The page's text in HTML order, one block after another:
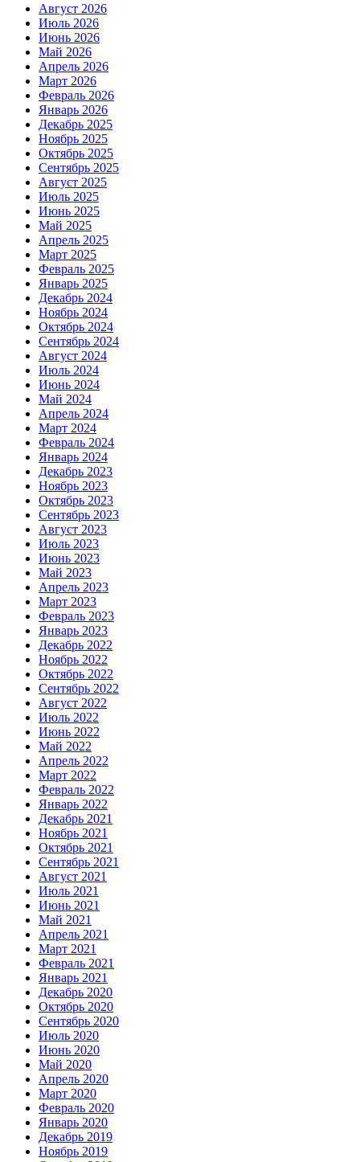
Август 2026
Июль 2026
Июнь 2026
Май 2026
Апрель 2026
Март 2026
Февраль 2026
Январь 2026
Декабрь 2025
Ноябрь 2025
Октябрь 2025
Сентябрь 2025
Август 2025
Июль 2025
Июнь 2025
Май 2025
Апрель 2025
Март 2025
Февраль 2025
Январь 2025
Декабрь 2024
Ноябрь 2024
Октябрь 2024
Сентябрь 2024
Август 2024
Июль 2024
Июнь 2024
Май 2024
Апрель 2024
Март 2024
Февраль 2024
Январь 2024
Декабрь 2023
Ноябрь 2023
Октябрь 2023
Сентябрь 2023
Август 2023
Июль 2023
Июнь 2023
Май 2023
Апрель 2023
Март 2023
Февраль 2023
Январь 2023
Декабрь 2022
Ноябрь 2022
Октябрь 2022
Сентябрь 2022
Август 2022
Июль 2022
Июнь 2022
Май 2022
Апрель 2022
Март 2022
Февраль 2022
Январь 2022
Декабрь 2021
Ноябрь 2021
Октябрь 2021
Сентябрь 2021
Август 2021
Июль 2021
Июнь 2021
Май 2021
Апрель 2021
Март 2021
Февраль 2021
Январь 2021
Декабрь 2020
Октябрь 2020
Сентябрь 2020
Июль 2020
Июнь 2020
Май 2020
Апрель 2020
Март 2020
Февраль 2020
Январь 2020
Декабрь 2019
Ноябрь 2019